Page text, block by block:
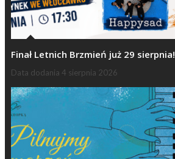
Finał Letnich Brzmień już 29 sierpnia!
Data dodania 4 sierpnia 2026